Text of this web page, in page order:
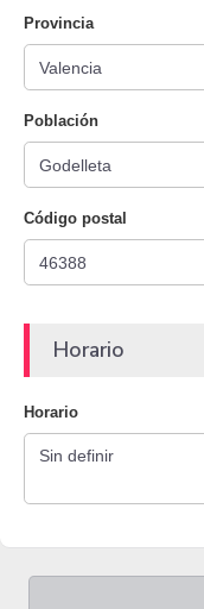
Provincia
Población
Código postal
Horario
Horario